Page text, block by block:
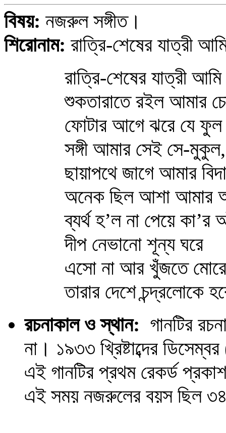
বিষয়: নজরুল সঙ্গীত।
শিরোনাম: রাত্রি-শেষের যাত্রী
রাত্রি-শেষের যাত্রী
শুকতারাতে রইল আমার
ফোটার আগে ঝরে যে ফুল
সঙ্গী আমার সেই সে-মুকুল,
ছায়াপথে জাগে আমার
অনেক ছিল আশা আমার
ব্যর্থ হ’ল না পেয়ে
দীপ নেভানো শূন্য ঘরে
এসো না আর খুঁজতে
তারার দেশে চন্দ্রলোকে
রচনাকাল ও স্থান: গানটির
না। ১৯৩৩ খ্রিষ্টাব্দের
এই গানটির প্রথম রেকর্ড
এই সময় নজরুলের বয়স ছিল